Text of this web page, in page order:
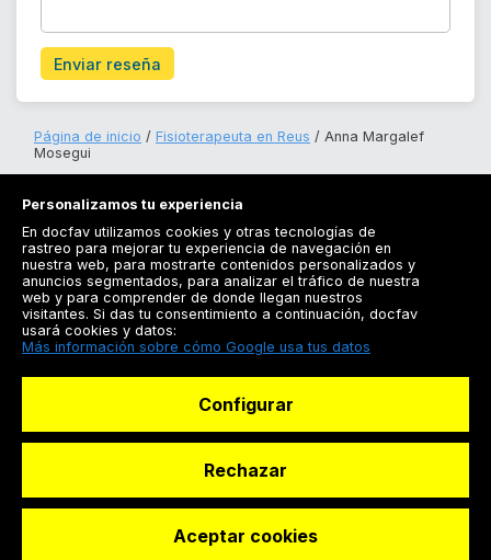
Enviar reseña
Página de inicio Fisioterapeuta en Reus
Anna Margalef
Mosegui
Registrarse
Docfav
© Dashboard Technologies S.L
Personalizamos tu experiencia
En docfav utilizamos cookies y otras tecnologías de
rastreo para mejorar tu experiencia de navegación en
nuestra web, para mostrarte contenidos personalizados y
anuncios segmentados, para analizar el tráfico de nuestra
web y para comprender de donde llegan nuestros
visitantes. Si das tu consentimiento a continuación, docfav
usará cookies y datos:
Más información sobre cómo Google usa tus datos
Configurar
Rechazar
Aceptar cookies